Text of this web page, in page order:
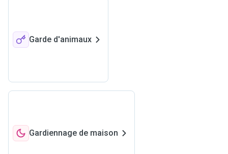
Garde d'animaux
Gardiennage de maison